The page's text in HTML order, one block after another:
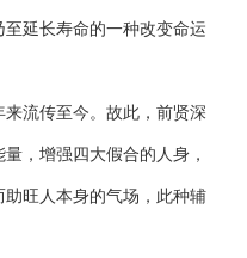
延长寿命的一种改变命运
流传至今。故此，前贤深
，增强四大假合的人身，
旺人本身的气场，此种辅